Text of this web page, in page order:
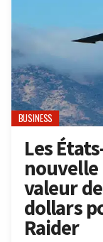
BUSINESS
Les
nouvelle
valeur
dollars
Raider